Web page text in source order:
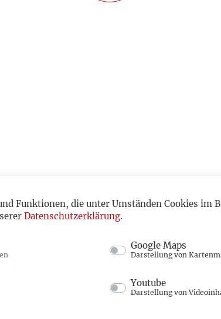
Funktionen, die unter Umständen Cookies im
Datenschutzerklärung.
Google Maps
Darstellung von
Youtube
Darstellung von